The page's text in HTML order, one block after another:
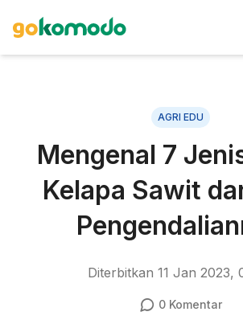
AGRI EDU
Mengenal 7
Kelapa Sawit
Diterbitkan 11 Jan 2023,
0Komentar